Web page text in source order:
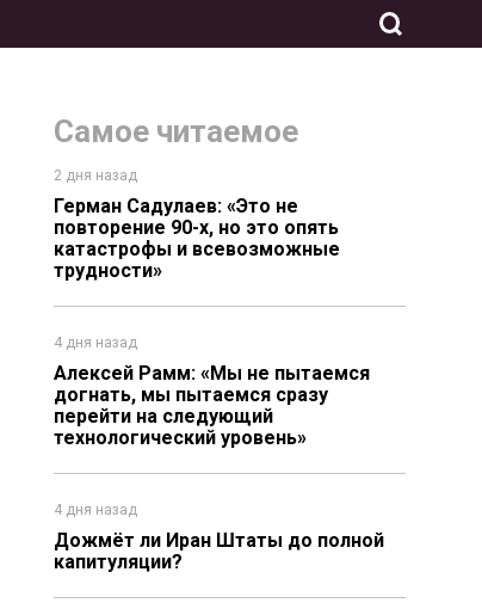
Самое читаемое
2 дня назад
Герман Садулаев: «Это не
повторение 90-х, но это опять
катастрофы и всевозможные
трудности»
4 дня назад
Алексей Рамм: «Мы не пытаемся
догнать, мы пытаемся сразу
перейти на следующий
технологический уровень»
4 дня назад
Дожмёт ли Иран Штаты до полной
капитуляции?